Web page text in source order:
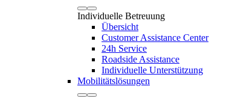
Individuelle Betreuung
Übersicht
Customer Assistance Center
24h Service
Roadside Assistance
Individuelle Unterstützung
Mobilitätslösungen